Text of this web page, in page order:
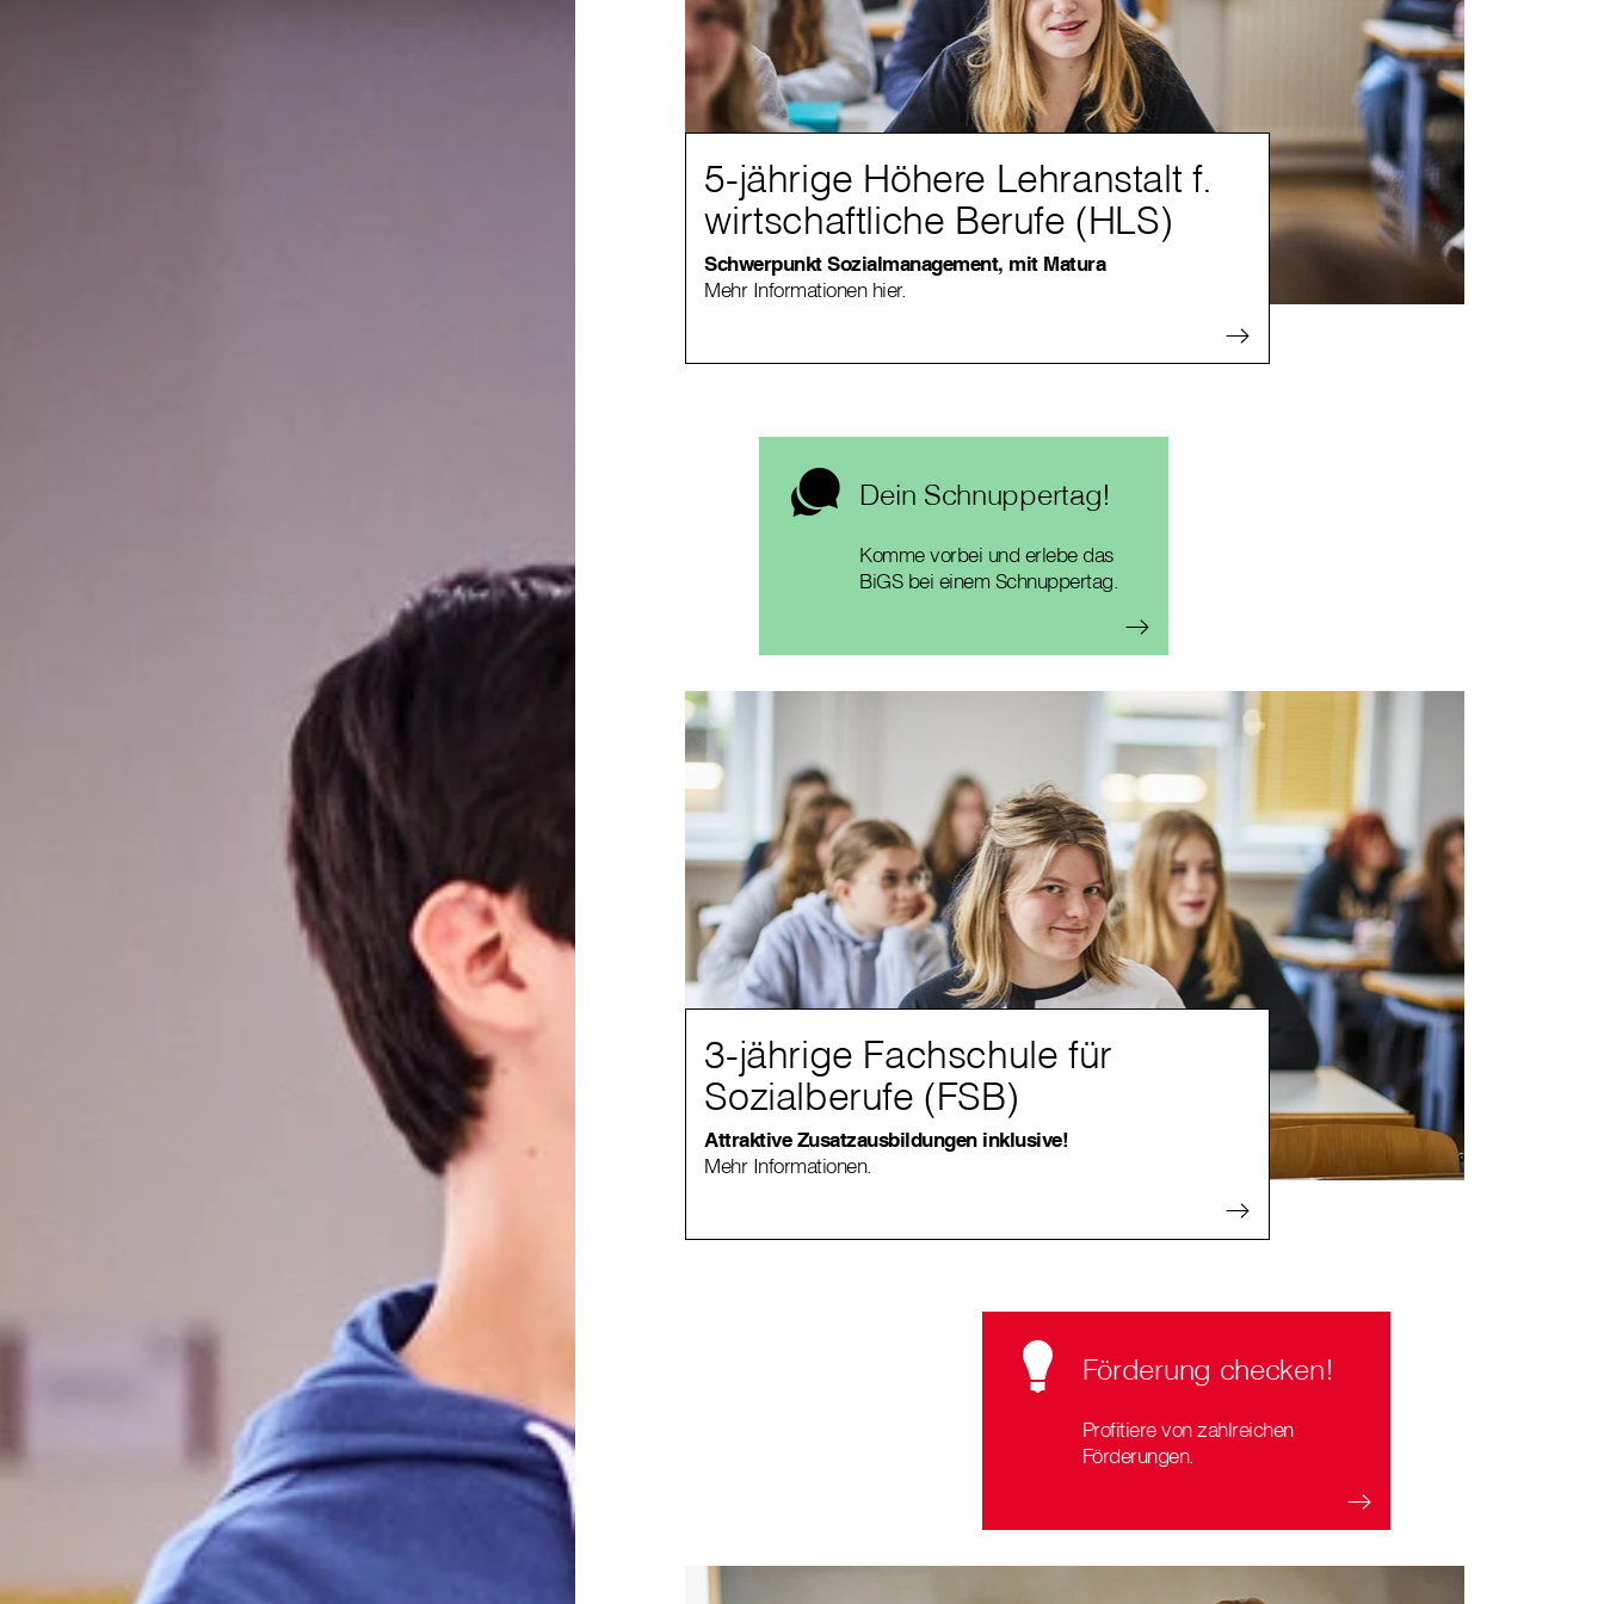
5-jährige Höhere Lehranstalt f.
wirtschaftliche Berufe (HLS)
Schwerpunkt Sozialmanagement, mit Matura
Mehr Informationen hier.
Dein Schnuppertag!
Komme vorbei und erlebe das
BiGS bei einem Schnuppertag.
3-jährige Fachschule für
Sozialberufe (FSB)
Attraktive Zusatzausbildungen inklusive!
Mehr Informationen.
Förderung checken!
Profitiere von zahlreichen
Förderungen.